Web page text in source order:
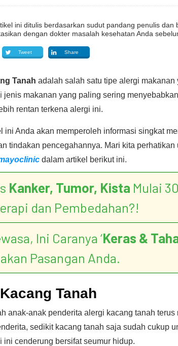
ini ditulis berdasarkan sudut pandang penulis dan
dengan dokter masalah kesehatan Anda
Tweet Share
Tanah adalah salah satu tipe alergi
jenis makanan yang paling sering
rentan terkena alergi ini.
ini Anda akan memperoleh informasi singkat
tindakan pencegahannya. Mari kita
dalam artikel berikut ini.
Kanker, Tumor, Kista Mulai
dan Pembedahan?!
Ini Caranya ‘Keras &
Pasangan Anda.
Tanah
anak-anak penderita alergi kacang tanah
sedikit kacang tanah saja sudah cukup
ini cenderung bersifat seumur hidup.